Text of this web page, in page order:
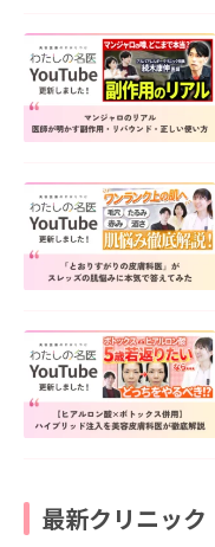
最新クリニック